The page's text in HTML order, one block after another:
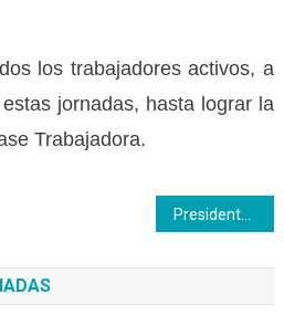
los trabajadores activos, a
jornadas, hasta lograr la
Trabajadora.
Presidente del Inces acompañó jornada cultural en la Parroquia 23 de Enero